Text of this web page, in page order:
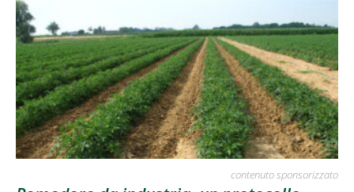
contenuto sponsorizzato